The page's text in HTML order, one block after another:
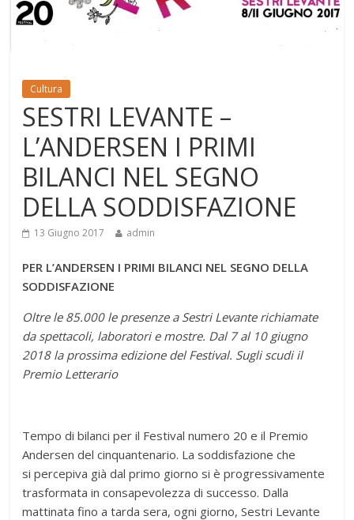
Cultura
SESTRI LEVANTE –
L’ANDERSEN I PRIMI
BILANCI NEL SEGNO
DELLA SODDISFAZIONE
13 Giugno 2017 admin
PER L’ANDERSEN I PRIMI BILANCI NEL SEGNO DELLA
SODDISFAZIONE
Oltre le 85.000 le presenze a Sestri Levante richiamate
da spettacoli, laboratori e mostre. Dal 7 al 10 giugno
2018 la prossima edizione del Festival. Sugli scudi il
Premio Letterario
Tempo di bilanci per il Festival numero 20 e il Premio
Andersen del cinquantenario. La soddisfazione che
si percepiva già dal primo giorno si è progressivamente
trasformata in consapevolezza di successo. Dalla
mattinata fino a tarda sera, ogni giorno, Sestri Levante